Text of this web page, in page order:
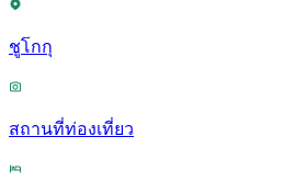
ชูโกกุ
สถานที่ท่องเที่ยว